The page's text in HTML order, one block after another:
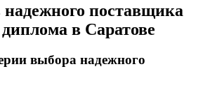
поставщика
в Саратове
выбора надежного